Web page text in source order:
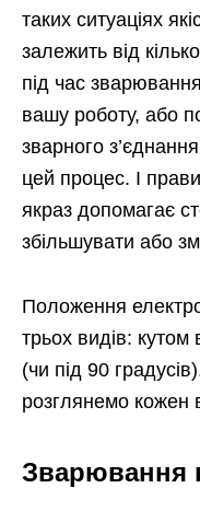
таких ситуаціях
залежить від
під час
вашу роботу, або
зварного
цей процес. І
якраз допомагає
збільшувати або
Положення
трьох видів:
(чи під 90
розглянемо кожен
Зварювання